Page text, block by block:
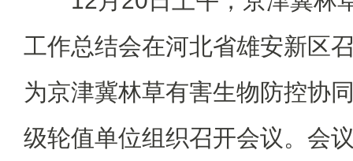
工作总结会在河北省雄安新区
为京津冀林草有害生物防控协
级轮值单位组织召开会议。会